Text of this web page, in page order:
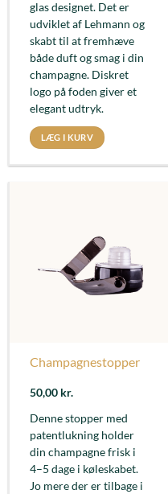
glas designet. Det er
udviklet af Lehmann og
skabt til at fremhæve
både duft og smag i din
champagne. Diskret
logo på foden giver et
elegant udtryk.
LÆG I KURV
Champagnestopper
50,00 kr.
Denne stopper med
patentlukning holder
din champagne frisk i
4–5 dage i køleskabet.
Jo mere der er tilbage i